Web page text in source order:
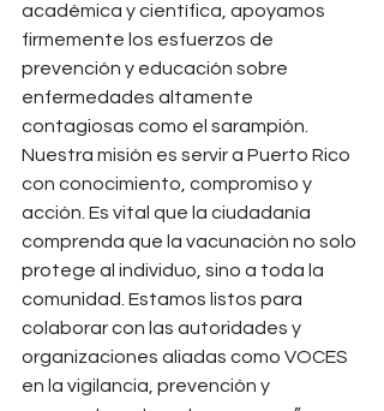
académica y científica, apoyamos
firmemente los esfuerzos de
prevención y educación sobre
enfermedades altamente
contagiosas como el sarampión.
Nuestra misión es servir a Puerto Rico
con conocimiento, compromiso y
acción. Es vital que la ciudadanía
comprenda que la vacunación no solo
protege al individuo, sino a toda la
comunidad. Estamos listos para
colaborar con las autoridades y
organizaciones aliadas como VOCES
en la vigilancia, prevención y